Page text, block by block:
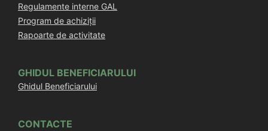
Regulamente interne GAL
Program de achiziții
Rapoarte de activitate
GHIDUL BENEFICIARULUI
Ghidul Beneficiarului
CONTACTE